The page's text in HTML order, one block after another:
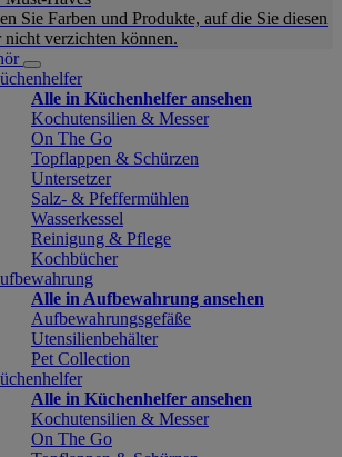
Sie Farben und Produkte, auf die Sie diesen
nicht verzichten können.
Alle in Küchenhelfer ansehen
Kochutensilien & Messer
On The Go
Topflappen & Schürzen
Untersetzer
Salz- & Pfeffermühlen
Wasserkessel
Reinigung & Pflege
Kochbücher
Alle in Aufbewahrung ansehen
Aufbewahrungsgefäße
Utensilienbehälter
Pet Collection
Alle in Küchenhelfer ansehen
Kochutensilien & Messer
On The Go